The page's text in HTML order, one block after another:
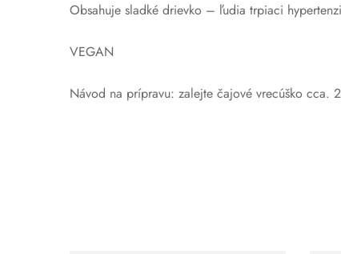
Obsahuje sladké drievko – ľudia trpiaci
VEGAN
Návod na prípravu: zalejte čajové vrecúško cca.